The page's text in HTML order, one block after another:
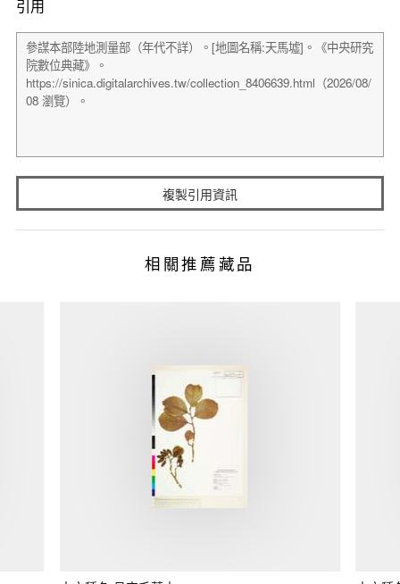
引用
複製引用資訊
相關推薦藏品